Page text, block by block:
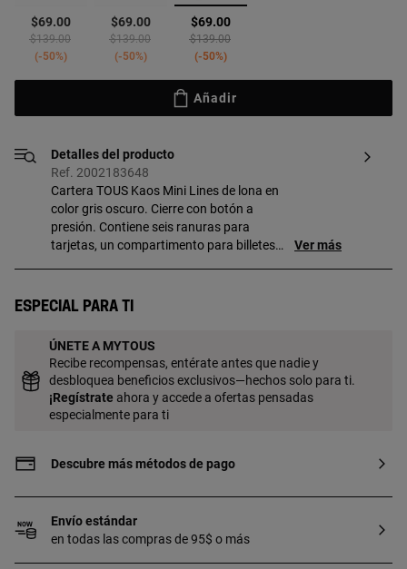
$69.00
Price reduced from
$139.00to
-50%
$69.00
Price reduced from
$139.00to
-50%
seleccionado
$69.00
Price reduced from
$139.00to
-50%
Añadir
Detalles del producto
Ref. 2002183648
Cartera TOUS Kaos Mini Lines de lona en
color gris oscuro. Cierre con botón a
presión. Contiene seis ranuras para
tarjetas, un compartimento para billetes
(alto x ancho x fondo): 8,7 x 10 x 3 cm.
Ver más
Especial para ti
ÚNETE A MYTOUS
Recibe recompensas, entérate antes que nadie y
desbloquea beneficios exclusivos—hechos solo para ti.
¡Regístrate ahora y accede a ofertas pensadas
especialmente para ti
Descubre más métodos de pago
Envío estándar
en todas las compras de 95$ o más